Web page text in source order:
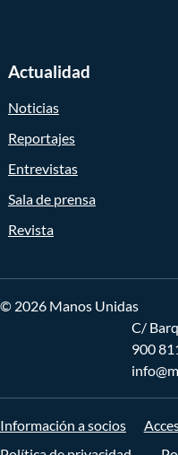
Actualidad
Noticias
Reportajes
Entrevistas
Sala de prensa
Revista
© 2026 Manos Unidas
C/
900
Información a socios